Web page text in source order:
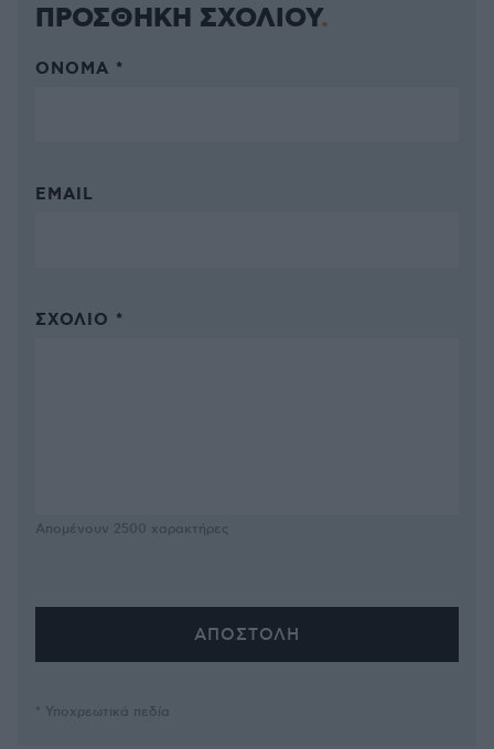
ΠΡΟΣΘΗΚΗ ΣΧΟΛΙΟΥ
ΌΝΟΜΑ *
EMAIL
ΣΧΌΛΙΟ *
Απομένουν 2500 χαρακτήρες
* Υποχρεωτικά πεδία